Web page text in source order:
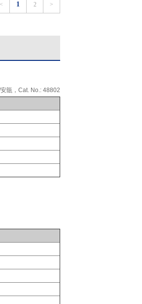
< 1 2 >
瓿，Cat. No.: 48802